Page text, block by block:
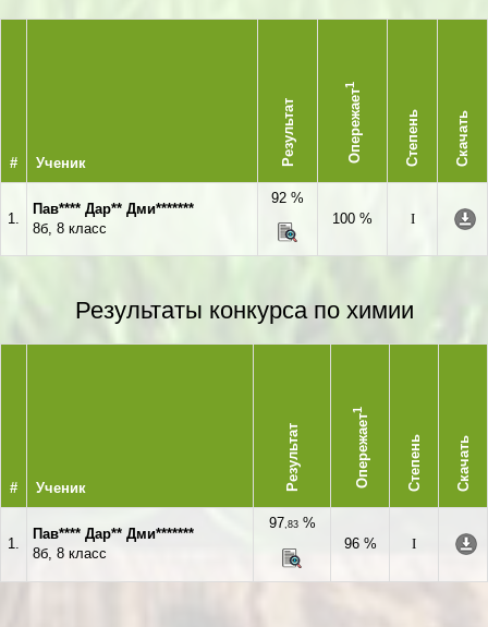
# Ученик Результат Опережает
1
Степень Скачать
1.
Пав**** Дар** Дми*******
8б, 8 класс
92 %
100 %
I
Результаты конкурса по химии
# Ученик Результат Опережает
1
Степень Скачать
1.
Пав**** Дар** Дми*******
8б, 8 класс
97,83%
96 %
I